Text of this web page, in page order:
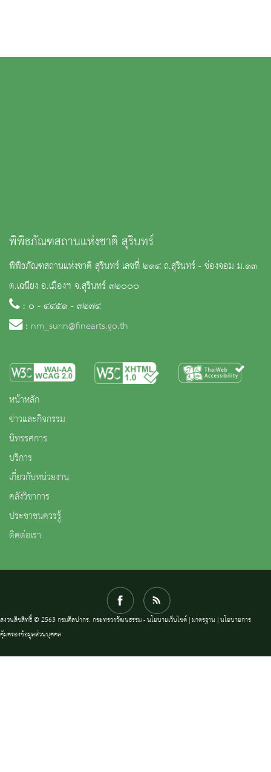
พิพิธภัณฑสถานแห่งชาติ สุรินทร์
พิพิธภัณฑสถานแห่งชาติ สุรินทร์ เลขที่ ๒๑๔ ถ.สุรินทร์ - ช่องจอม ม.๑๓
ต.เฉนียง อ.เมืองฯ จ.สุรินทร์ ๓๒๐๐๐
: ๐ - ๔๔๕๑ - ๓๒๗๔
: nm_surin@finearts.go.th
หน้าหลัก
ข่าวและกิจกรรม
นิทรรศการ
บริการ
เกี่ยวกับหน่วยงาน
คลังวิชาการ
ประชาชนควรรู้
ติดต่อเรา
สงวนลิขสิทธิ์ © 2563 กรมศิลปากร. กระทรวงวัฒนธรรม -นโยบายเว็บไซต์|มาตรฐาน |นโยบายการ
คุ้มครองข้อมูลส่วนบุคคล